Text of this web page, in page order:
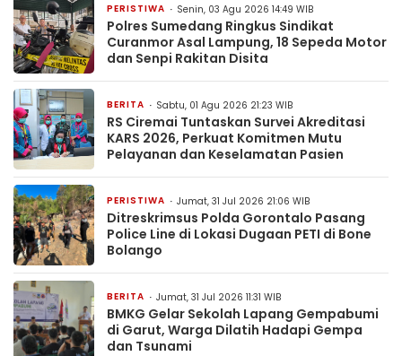
PERISTIWA Senin, 03 Agu 2026 14:49 WIB
Polres Sumedang Ringkus Sindikat
Curanmor Asal Lampung, 18 Sepeda Motor
dan Senpi Rakitan Disita
BERITA Sabtu, 01 Agu 2026 21:23 WIB
RS Ciremai Tuntaskan Survei Akreditasi
KARS 2026, Perkuat Komitmen Mutu
Pelayanan dan Keselamatan Pasien
PERISTIWA Jumat, 31 Jul 2026 21:06 WIB
Ditreskrimsus Polda Gorontalo Pasang
Police Line di Lokasi Dugaan PETI di Bone
Bolango
BERITA Jumat, 31 Jul 2026 11:31 WIB
BMKG Gelar Sekolah Lapang Gempabumi
di Garut, Warga Dilatih Hadapi Gempa
dan Tsunami